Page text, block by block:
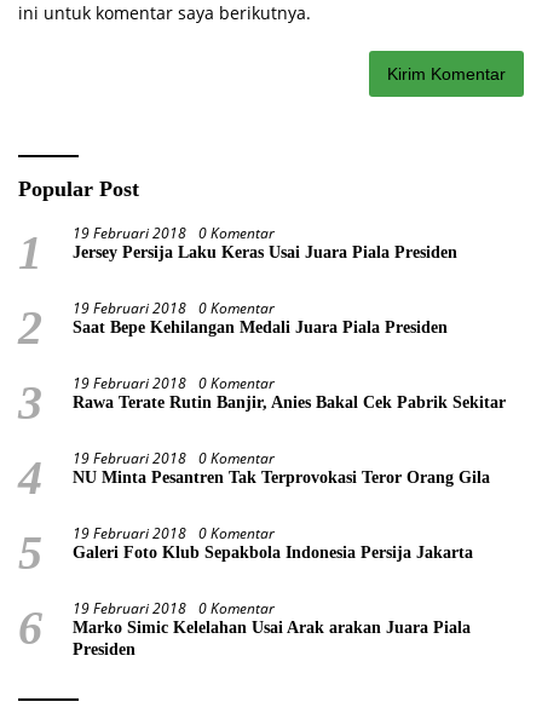
ini untuk komentar saya berikutnya.
Popular Post
1 19 Februari 2018 0 Komentar
Jersey Persija Laku Keras Usai Juara Piala Presiden
2 19 Februari 2018 0 Komentar
Saat Bepe Kehilangan Medali Juara Piala Presiden
3 19 Februari 2018 0 Komentar
Rawa Terate Rutin Banjir, Anies Bakal Cek Pabrik Sekitar
4 19 Februari 2018 0 Komentar
NU Minta Pesantren Tak Terprovokasi Teror Orang Gila
5 19 Februari 2018 0 Komentar
Galeri Foto Klub Sepakbola Indonesia Persija Jakarta
6 19 Februari 2018 0 Komentar
Marko Simic Kelelahan Usai Arak arakan Juara Piala
Presiden